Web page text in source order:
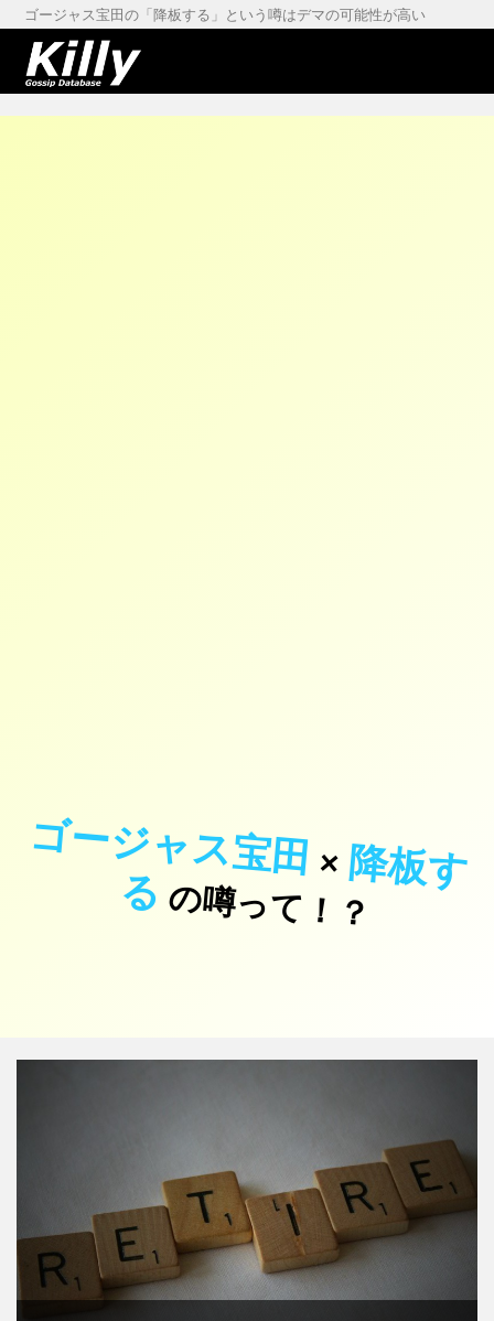
ゴージャス宝田の「降板する」という噂はデマの可能性が高い
ゴージャス宝田 ×降
板
す
る の噂って！？